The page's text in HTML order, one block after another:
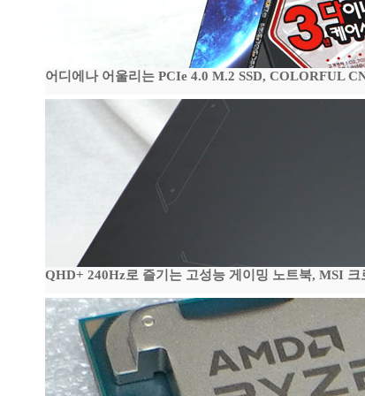
어디에나 어울리는 PCIe 4.0 M.2 SSD, COLORFUL
QHD+ 240Hz로 즐기는 고성능 게이밍 노트북, MSI